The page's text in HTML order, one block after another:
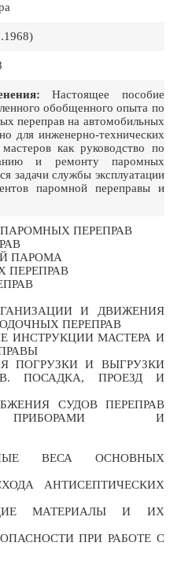
Настоящее пособие
обобщенного опыта по
переправ на автомобильных
для инженерно-технических
как руководство по
и ремонту паромных
задачи службы эксплуатации
паромной переправы и
ПЕРЕПРАВ
ПАРОМА
ПЕРЕПРАВ
И ДВИЖЕНИЯ
ПЕРЕПРАВ
ИНСТРУКЦИИ МАСТЕРА И
ПОГРУЗКИ И ВЫГРУЗКИ
ПОСАДКА, ПРОЕЗД И
СУДОВ ПЕРЕПРАВ
ПРИБОРАМИ И
ВЕСА ОСНОВНЫХ
АНТИСЕПТИЧЕСКИХ
МАТЕРИАЛЫ И ИХ
ПРИ РАБОТЕ С